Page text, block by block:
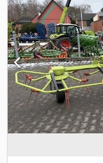
de lâmina Caixa de
manutenção Cedpfov H
Rodas giratórias por
Localização: Prüm